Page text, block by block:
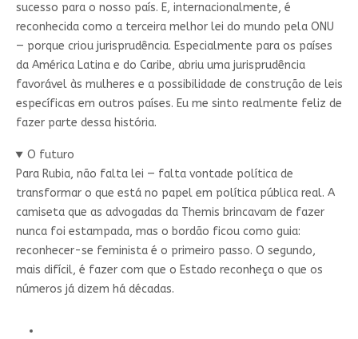
sucesso para o nosso país. E, internacionalmente, é
reconhecida como a terceira melhor lei do mundo pela ONU
— porque criou jurisprudência. Especialmente para os países
da América Latina e do Caribe, abriu uma jurisprudência
favorável às mulheres e a possibilidade de construção de leis
específicas em outros países. Eu me sinto realmente feliz de
fazer parte dessa história.
O futuro
Para Rubia, não falta lei — falta vontade política de
transformar o que está no papel em política pública real. A
camiseta que as advogadas da Themis brincavam de fazer
nunca foi estampada, mas o bordão ficou como guia:
reconhecer-se feminista é o primeiro passo. O segundo,
mais difícil, é fazer com que o Estado reconheça o que os
números já dizem há décadas.